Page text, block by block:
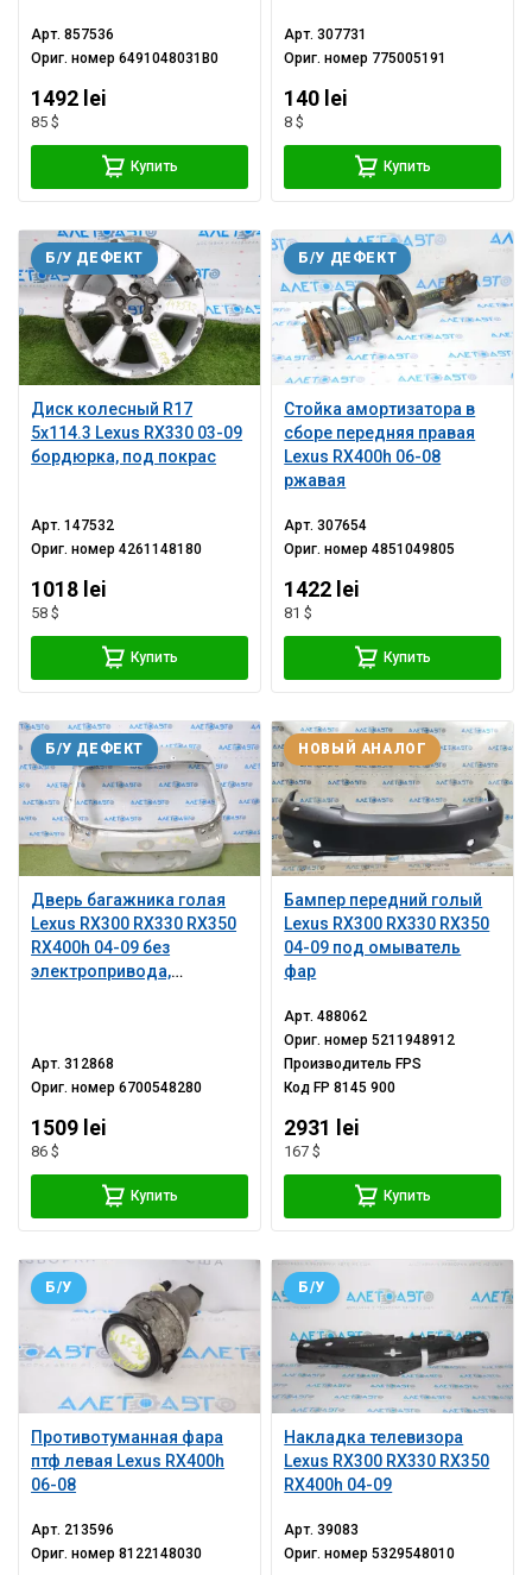
Арт.857536
Ориг. номер6491048031B0
1492 lei
85 $
Купить
Арт.307731
Ориг. номер 775005191
140 lei
8 $
Купить
Диск колесный R17
5x114.3 Lexus RX330 03-09
бордюрка, под покрас
Б/У ДЕФЕКТ
Арт.147532
Ориг. номер4261148180
1018 lei
58 $
Купить
Стойка амортизатора в
сборе передняя правая
Lexus RX400h 06-08
ржавая
Б/У ДЕФЕКТ
Арт.307654
Ориг. номер4851049805
1422 lei
81 $
Купить
Дверь багажника голая
Lexus RX300 RX330 RX350
RX400h 04-09 без
электропривода,
Б/У ДЕФЕКТ
Арт.312868
Ориг. номер6700548280
1509 lei
86 $
Купить
Бампер передний голый
Lexus RX300 RX330 RX350
04-09 под омыватель
фар
НОВЫЙ АНАЛОГ
Арт.488062
Ориг. номер5211948912
ПроизводительFPS
КодFP 8145 900
2931 lei
167 $
Купить
Противотуманная фара
птф левая Lexus RX400h
06-08
Б/У
Арт. 213596
Ориг. номер8122148030
Накладка телевизора
Lexus RX300 RX330 RX350
RX400h 04-09
Б/У
Арт.39083
Ориг. номер5329548010